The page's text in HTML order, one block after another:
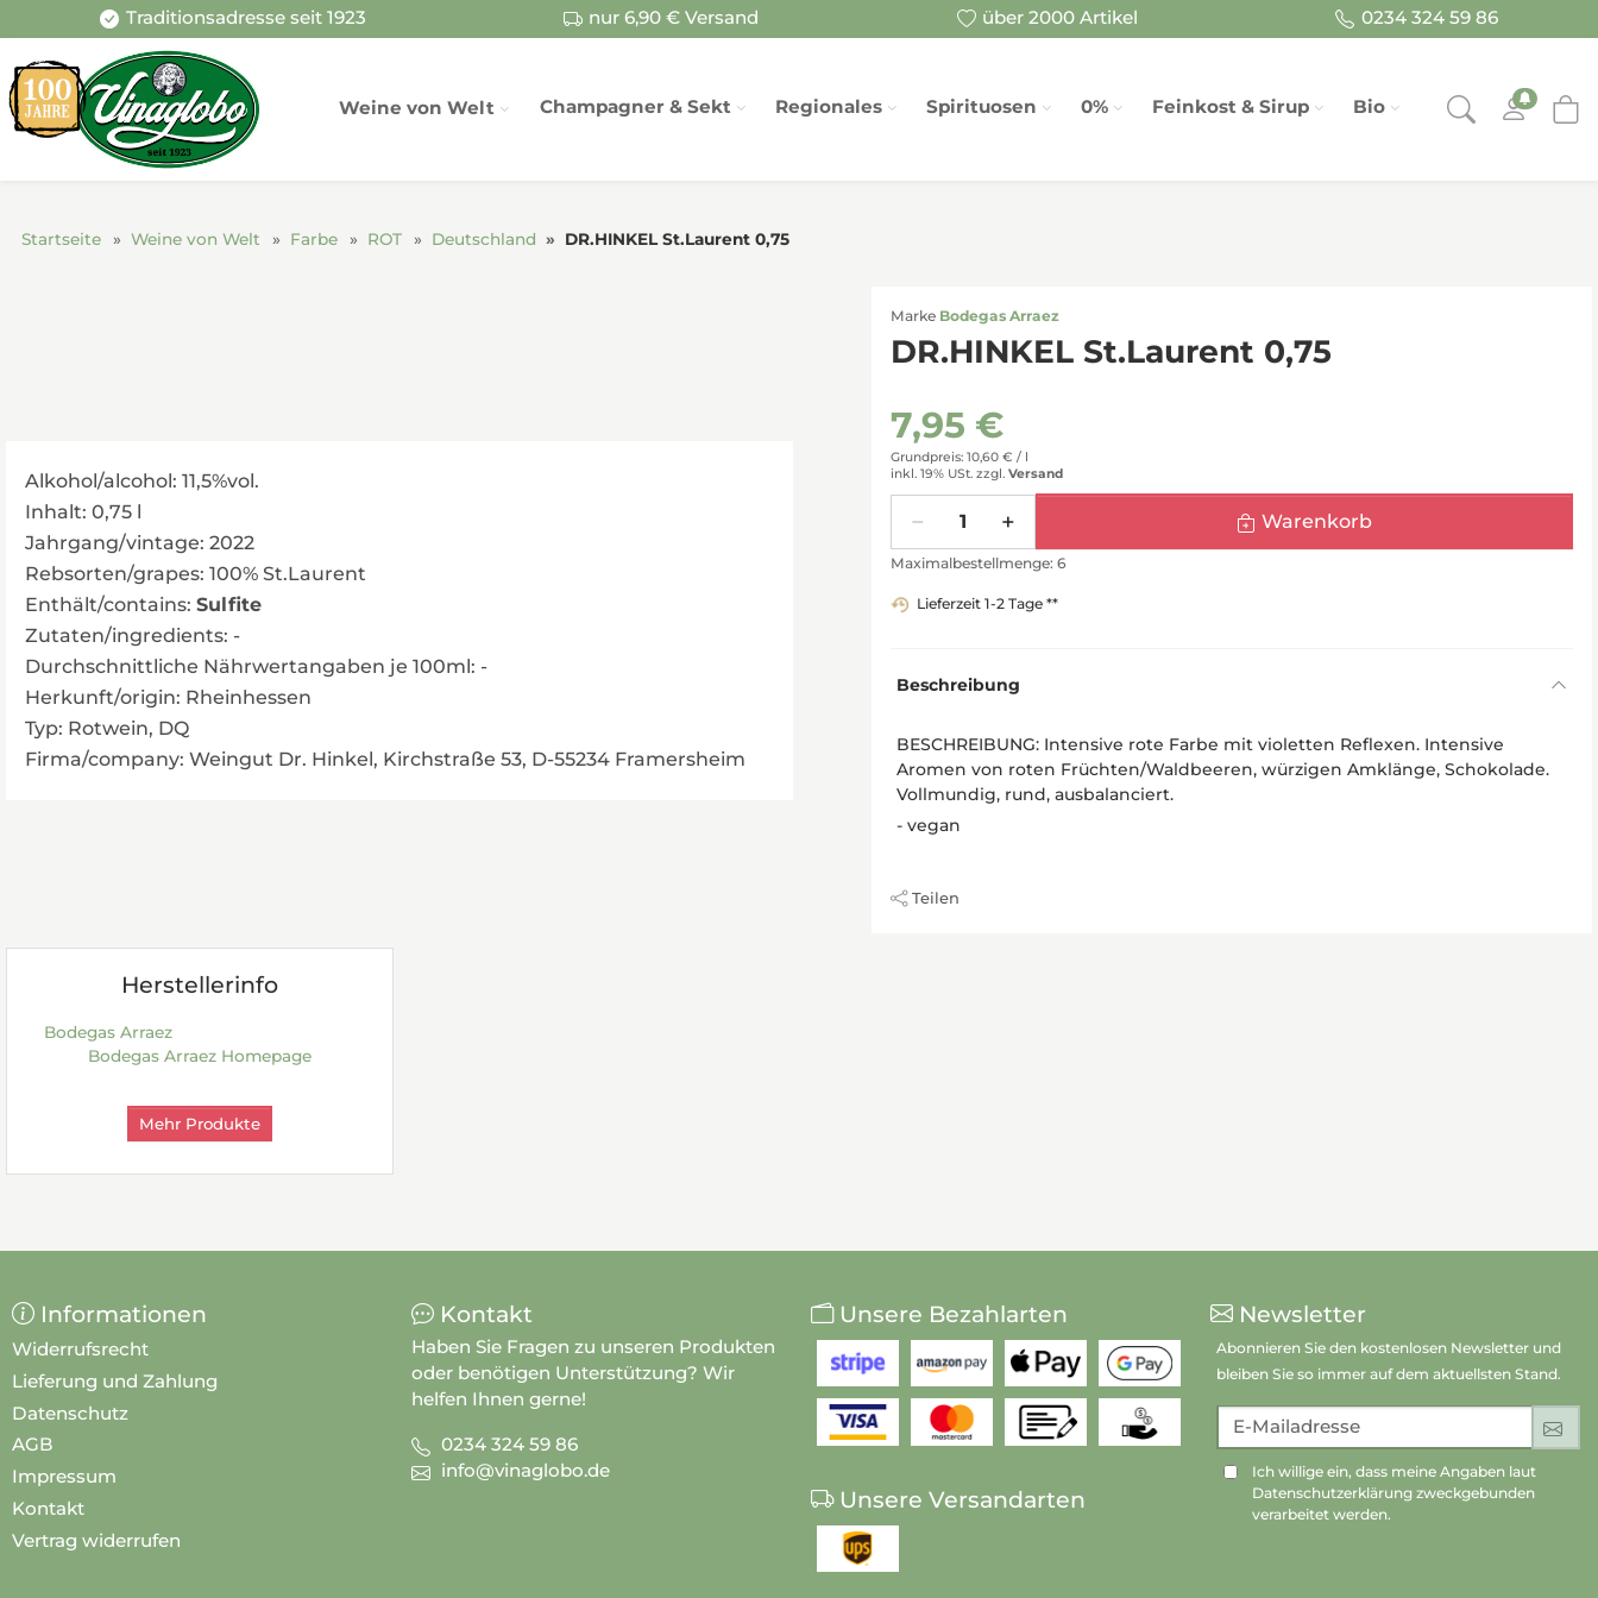
Traditionsadresse seit 1923 nur 6,90 € Versand über 2000 Artikel 0234 324 59 86
Weine von Welt Champagner & Sekt Regionales Spirituosen 0% Feinkost & Sirup Bio
Startseite Weine von Welt Farbe ROT Deutschland DR.HINKEL St.Laurent 0,75
Alkohol/alcohol: 11,5%vol.
Inhalt: 0,75 l
Jahrgang/vintage: 2022
Rebsorten/grapes: 100% St.Laurent
Enthält/contains: Sulfite
Zutaten/ingredients: -
Durchschnittliche Nährwertangaben je 100ml: -
Herkunft/origin: Rheinhessen
Typ: Rotwein, DQ
Firma/company: Weingut Dr. Hinkel, Kirchstraße 53, D-55234 Framersheim
Marke Bodegas Arraez
DR.HINKEL St.Laurent 0,75
7,95 €
Grundpreis: 10,60 € / l
inkl. 19% USt. zzgl. Versand
Warenkorb
Maximalbestellmenge: 6
Lieferzeit 1-2 Tage **
Beschreibung
BESCHREIBUNG: Intensive rote Farbe mit violetten Reflexen. Intensive
Aromen von roten Früchten/Waldbeeren, würzigen Amklänge, Schokolade.
Vollmundig, rund, ausbalanciert.
- vegan
Teilen
Herstellerinfo
Bodegas Arraez
Bodegas Arraez Homepage
Mehr Produkte
Informationen
Widerrufsrecht
Lieferung und Zahlung
Datenschutz
AGB
Impressum
Kontakt
Vertrag widerrufen
Kontakt
Haben Sie Fragen zu unseren Produkten
oder benötigen Unterstützung? Wir
helfen Ihnen gerne!
0234 324 59 86
info@vinaglobo.de
Unsere Bezahlarten
Unsere Versandarten
Newsletter
Abonnieren Sie den kostenlosen Newsletter und
bleiben Sie so immer auf dem aktuellsten Stand.
E-Mailadresse
Ich willige ein, dass meine Angaben laut
Datenschutzerklärung zweckgebunden
verarbeitet werden.